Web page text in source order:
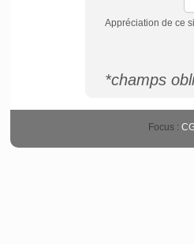
Appréciation de ce
*champs
Focus :